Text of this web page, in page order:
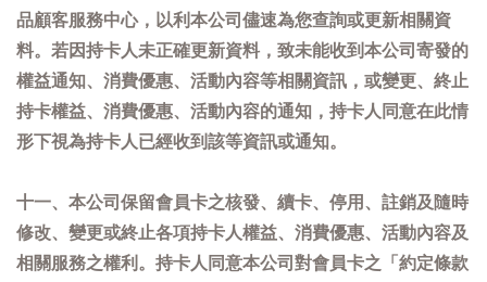
品顧客服務中心，以利本公司儘速為您查詢或更新相關資
料。若因持卡人未正確更新資料，致未能收到本公司寄發的
權益通知、消費優惠、活動內容等相關資訊，或變更、終止
持卡權益、消費優惠、活動內容的通知，持卡人同意在此情
形下視為持卡人已經收到該等資訊或通知。
十一、本公司保留會員卡之核發、續卡、停用、註銷及隨時
修改、變更或終止各項持卡人權益、消費優惠、活動內容及
相關服務之權利。持卡人同意本公司對會員卡之「約定條款